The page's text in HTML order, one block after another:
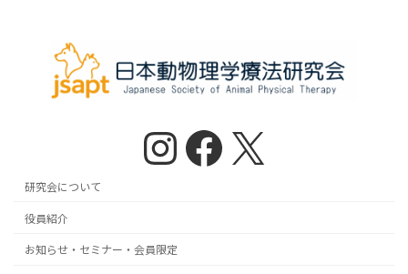
Instagram
Facebook
X
研究会について
役員紹介
お知らせ・セミナー・会員限定